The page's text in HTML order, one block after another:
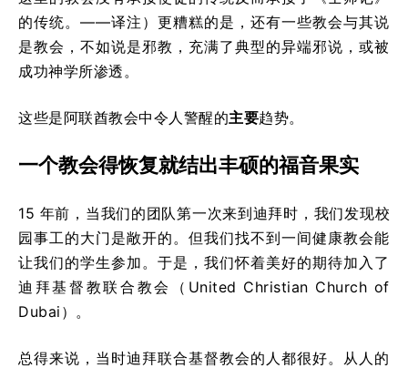
的传统。——译注）更糟糕的是，还有一些教会与其说
是教会，不如说是邪教，充满了典型的异端邪说，或被
成功神学所渗透。
这些是阿联酋教会中令人警醒的主要趋势。
一个教会得恢复就结出丰硕的福音果实
15 年前，当我们的团队第一次来到迪拜时，我们发现校
园事工的大门是敞开的。但我们找不到一间健康教会能
让我们的学生参加。于是，我们怀着美好的期待加入了
迪拜基督教联合教会（United Christian Church of
Dubai）。
总得来说，当时迪拜联合基督教会的人都很好。从人的